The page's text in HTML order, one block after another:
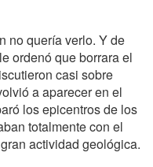
no quería verlo. Y de
ordenó que borrara el
casi sobre
a aparecer en el
los epicentros de los
totalmente con el
actividad geológica.